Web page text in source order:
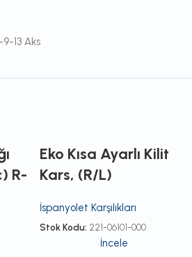
13 Aks
R-
Eko Kısa Ayarlı Kilit
Kars, (R/L)
İspanyolet Karşılıkları
Stok Kodu: 221-06101-000
İncele